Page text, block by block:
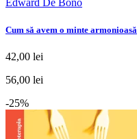
Edward De Bono
Cum să avem o minte armonioasă
42,00 lei
56,00 lei
-25%